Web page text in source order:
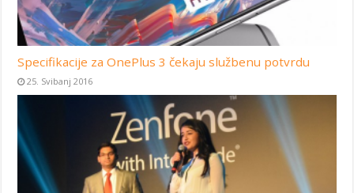
Specifikacije za OnePlus 3 čekaju službenu potvrdu
25. Svibanj 2016